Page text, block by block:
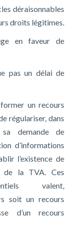
déraisonnables
droits légitimes.
en faveur de
pas un délai de
un recours
régulariser, dans
demande de
d’informations
l’existence de
de la TVA. Ces
valent,
soit un recours
d’un recours